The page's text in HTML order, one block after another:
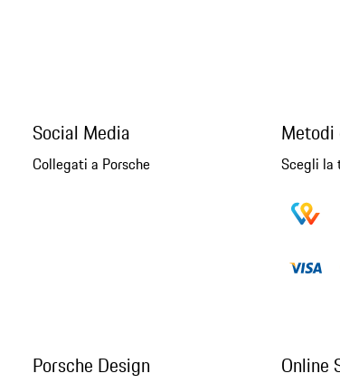
Social Media
Collegati a Porsche Scegli la
Porsche Design Online